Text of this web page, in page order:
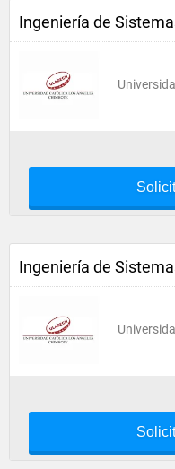
Ingeniería de
Ingeniería de